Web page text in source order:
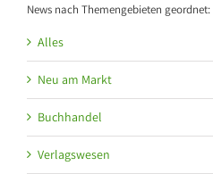
News nach Themengebieten geordnet:
Alles
Neu am Markt
Buchhandel
Verlagswesen